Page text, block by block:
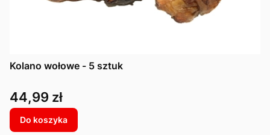
Kolano wołowe - 5 sztuk
Cena
44,99 zł
Do koszyka